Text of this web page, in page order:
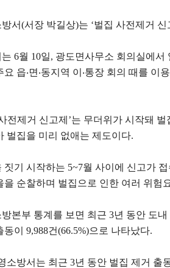
서(서장 박길상)는 ‘벌집 사전제거 신
6월 10일, 광도면사무소 회의실에
요 읍‧면 ‧동지역 이 ‧통장 회의 때를 이
전제거 신고제 ’는 무더위가 시작돼 벌
벌집을 미리 없애는 제도이다.
짓기 시작하는 5~7월 사이에 신고가
을 순찰하며 벌집으로 인한 여러 위험
본부 통계를 보면 최근 3년 동안 도
동이 9,988건(66.5%)으로 나타났다.
소방서는 최근 3년 동안 벌집 제거 출